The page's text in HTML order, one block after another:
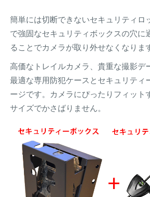
簡単には切断できないセキュリティロ
で強固なセキュリティボックスの穴に
ることでカメラが取り外せなくなりま
高価なトレイルカメラ、貴重な撮影デ
最適な専用防犯ケースとセキュリティ
ージです。カメラにぴったりフィット
サイズでかさばりません。